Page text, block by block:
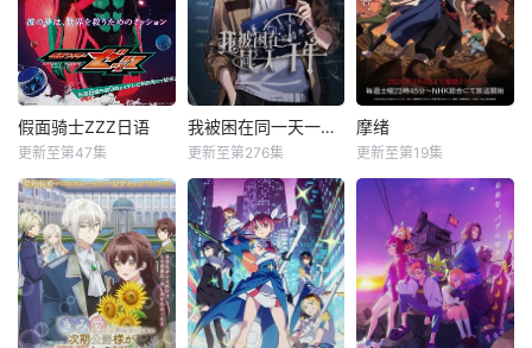
假面骑士ZZZ日语
更新至第47集
我被困在同一天一千年动态漫
更新至第276集
摩绪
更新至第19集